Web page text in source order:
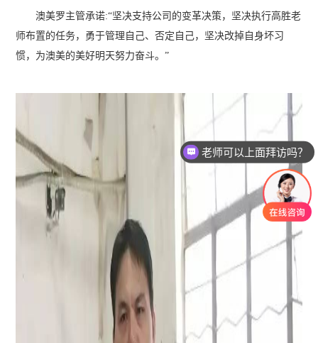
澳美罗主管承诺:“坚决支持公司的变革决策，坚决执行高胜老
师布置的任务，勇于管理自己、否定自己，坚决改掉自身坏习
惯，为澳美的美好明天努力奋斗。”
我想要了解产品